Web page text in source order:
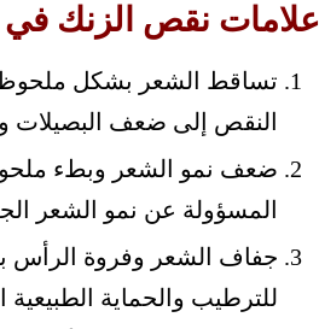
علامات نقص الزنك في
تساقط الشعر بشكل ملحوظ
النقص إلى ضعف البصيلات
ضعف نمو الشعر وبطء
المسؤولة عن نمو الشعر
جفاف الشعر وفروة الرأس
للترطيب والحماية الطبيعية